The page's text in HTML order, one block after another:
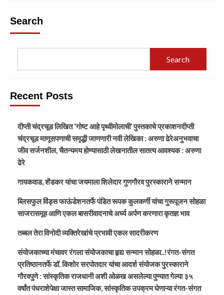
Search
Search
Recent Posts
दीप्ती चंद्रचूड लिखित ‘गोष्ट आहे पृथ्वीमोलाची’ पुस्तकाचे प्रकाशनदीप्ती
चंद्रचूड माणूसपणाची समृद्धी जाणणारी नवी लेखिका : अरुणा ढेरेअनुभवाचा
जीव सर्जनशील, चैतन्यमय होण्यासाठी लेखनातील सातत्य आवश्यक : अरुणा
ढेरे
गायकवाड, शेंडकर यांचा जयमाला शिलेदार गुणगौरव पुरस्काराने सन्मान
ब्लिसफुल विंड्स फाऊंडेशनतर्फे पंडित रूपक कुलकर्णी यांचा गुरूपूजन सोहळा
साजरासमूह आणि एकल बासरीवादनाचे अर्घ्य अर्पण करणारा कृतज्ञ भाव
तब्बल तेरा विनोदी व्यक्तिरेखांचे प्रभावी एकल सादरीकरण
संयोजकाच्या मंचावर रंगला संयोजकाचा हृद्य सन्मान सोहळा..!रंगत-संगत
प्रतिष्ठानतर्फे डॉ. किशोर सरपोतदार यांचा आदर्श संयोजक पुरस्काराने
गौरवपुणे : सांस्कृतिक राजधानी अशी ओळख असलेल्या पुण्यात गेल्या ३५
वर्षांत पंधराशेपेक्षा जास्त सामाजिक, सांस्कृतिक उपक्रम घेणाऱ्या रंगत-संगत